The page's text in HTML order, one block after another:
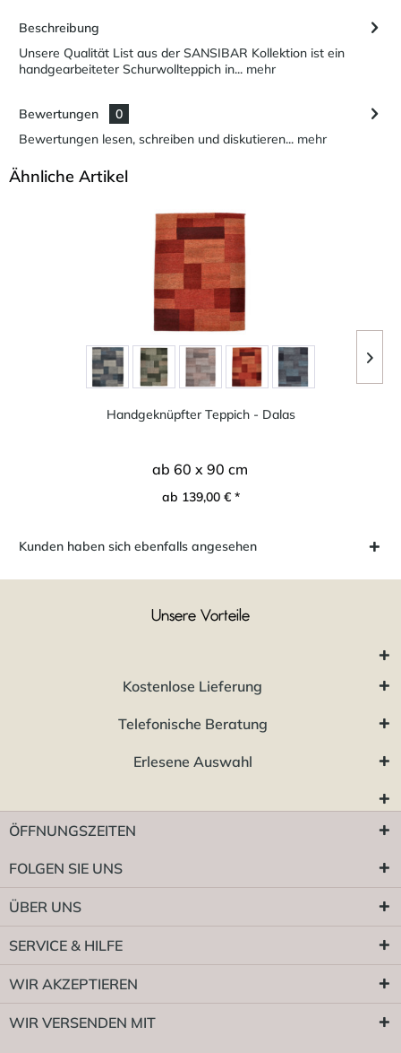
Beschreibung
Unsere Qualität List aus der SANSIBAR Kollektion ist ein
handgearbeiteter Schurwollteppich in... mehr
Bewertungen
0
Bewertungen lesen, schreiben und diskutieren... mehr
Ähnliche Artikel
Handgeknüpfter Teppich - Dalas
ab 60 x 90 cm
ab 139,00 € *
Kunden haben sich ebenfalls angesehen
Unsere Vorteile
Kostenlose Lieferung
Telefonische Beratung
Erlesene Auswahl
ÖFFNUNGSZEITEN
FOLGEN SIE UNS
ÜBER UNS
SERVICE & HILFE
WIR AKZEPTIEREN
WIR VERSENDEN MIT